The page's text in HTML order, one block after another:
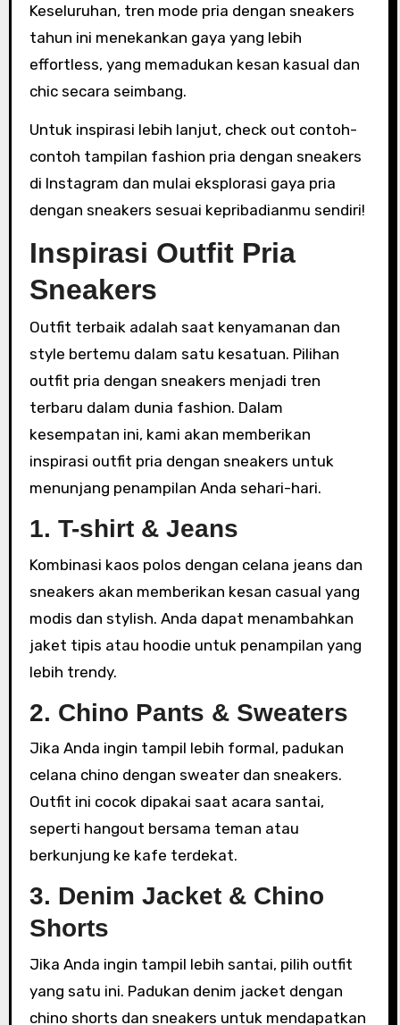
Keseluruhan, tren mode pria dengan sneakers
tahun ini menekankan gaya yang lebih
effortless, yang memadukan kesan kasual dan
chic secara seimbang.
Untuk inspirasi lebih lanjut, check out contoh-
contoh tampilan fashion pria dengan sneakers
di Instagram dan mulai eksplorasi gaya pria
dengan sneakers sesuai kepribadianmu sendiri!
Inspirasi Outfit Pria
Sneakers
Outfit terbaik adalah saat kenyamanan dan
style bertemu dalam satu kesatuan. Pilihan
outfit pria dengan sneakers menjadi tren
terbaru dalam dunia fashion. Dalam
kesempatan ini, kami akan memberikan
inspirasi outfit pria dengan sneakers untuk
menunjang penampilan Anda sehari-hari.
1. T-shirt & Jeans
Kombinasi kaos polos dengan celana jeans dan
sneakers akan memberikan kesan casual yang
modis dan stylish. Anda dapat menambahkan
jaket tipis atau hoodie untuk penampilan yang
lebih trendy.
2. Chino Pants & Sweaters
Jika Anda ingin tampil lebih formal, padukan
celana chino dengan sweater dan sneakers.
Outfit ini cocok dipakai saat acara santai,
seperti hangout bersama teman atau
berkunjung ke kafe terdekat.
3. Denim Jacket & Chino
Shorts
Jika Anda ingin tampil lebih santai, pilih outfit
yang satu ini. Padukan denim jacket dengan
chino shorts dan sneakers untuk mendapatkan